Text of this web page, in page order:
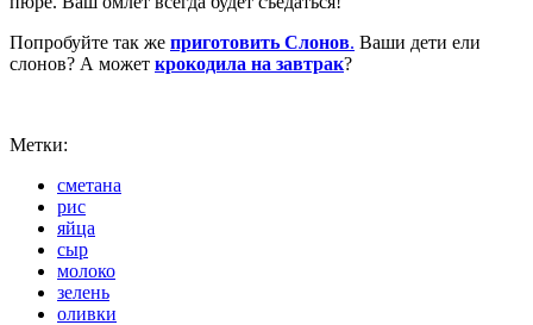
Попробуйте так же приготовить Слонов. Ваши дети ели
слонов? А может крокодила на завтрак?
Метки:
сметана
рис
яйца
сыр
молоко
зелень
оливки